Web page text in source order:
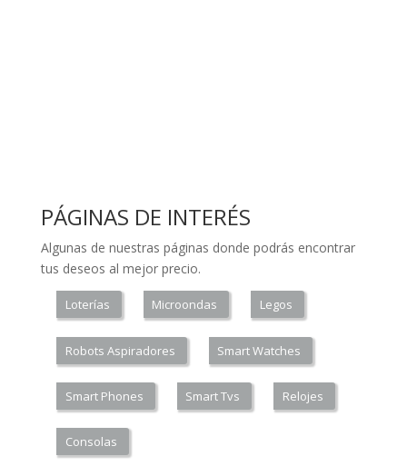
PÁGINAS DE INTERÉS
Algunas de nuestras páginas donde podrás encontrar
tus deseos al mejor precio.
Loterías Microondas Legos
Robots Aspiradores Smart Watches
Smart Phones Smart Tvs Relojes
Consolas